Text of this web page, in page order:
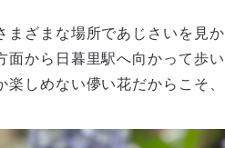
まざまな場所であじさいを見
面から日暮里駅へ向かって歩
楽しめない儚い花だからこそ